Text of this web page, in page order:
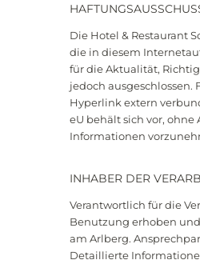
Die Hotel & Restaurant
die in diesem
für die Aktualität,
jedoch ausgeschlossen.
Hyperlink extern
eU behält sich vor,
Informationen
INHABER DER
Verantwortlich für die
Benutzung erhoben und
am Arlberg.
Detaillierte
Einwilligung Marketing*
Anfragen